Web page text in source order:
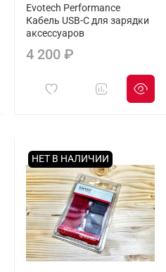
Evotech Performance
Кабель USB-C для зарядки
аксессуаров
4 200 ₽
НЕТ В НАЛИЧИИ